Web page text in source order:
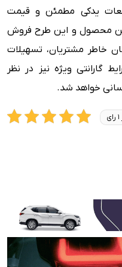
یدکی مطمئن و قیمت
محصول و این طرح فروش
خاطر مشتریان، تسهیلات
گارانتی ویژه نیز در نظر
خواهد شد.